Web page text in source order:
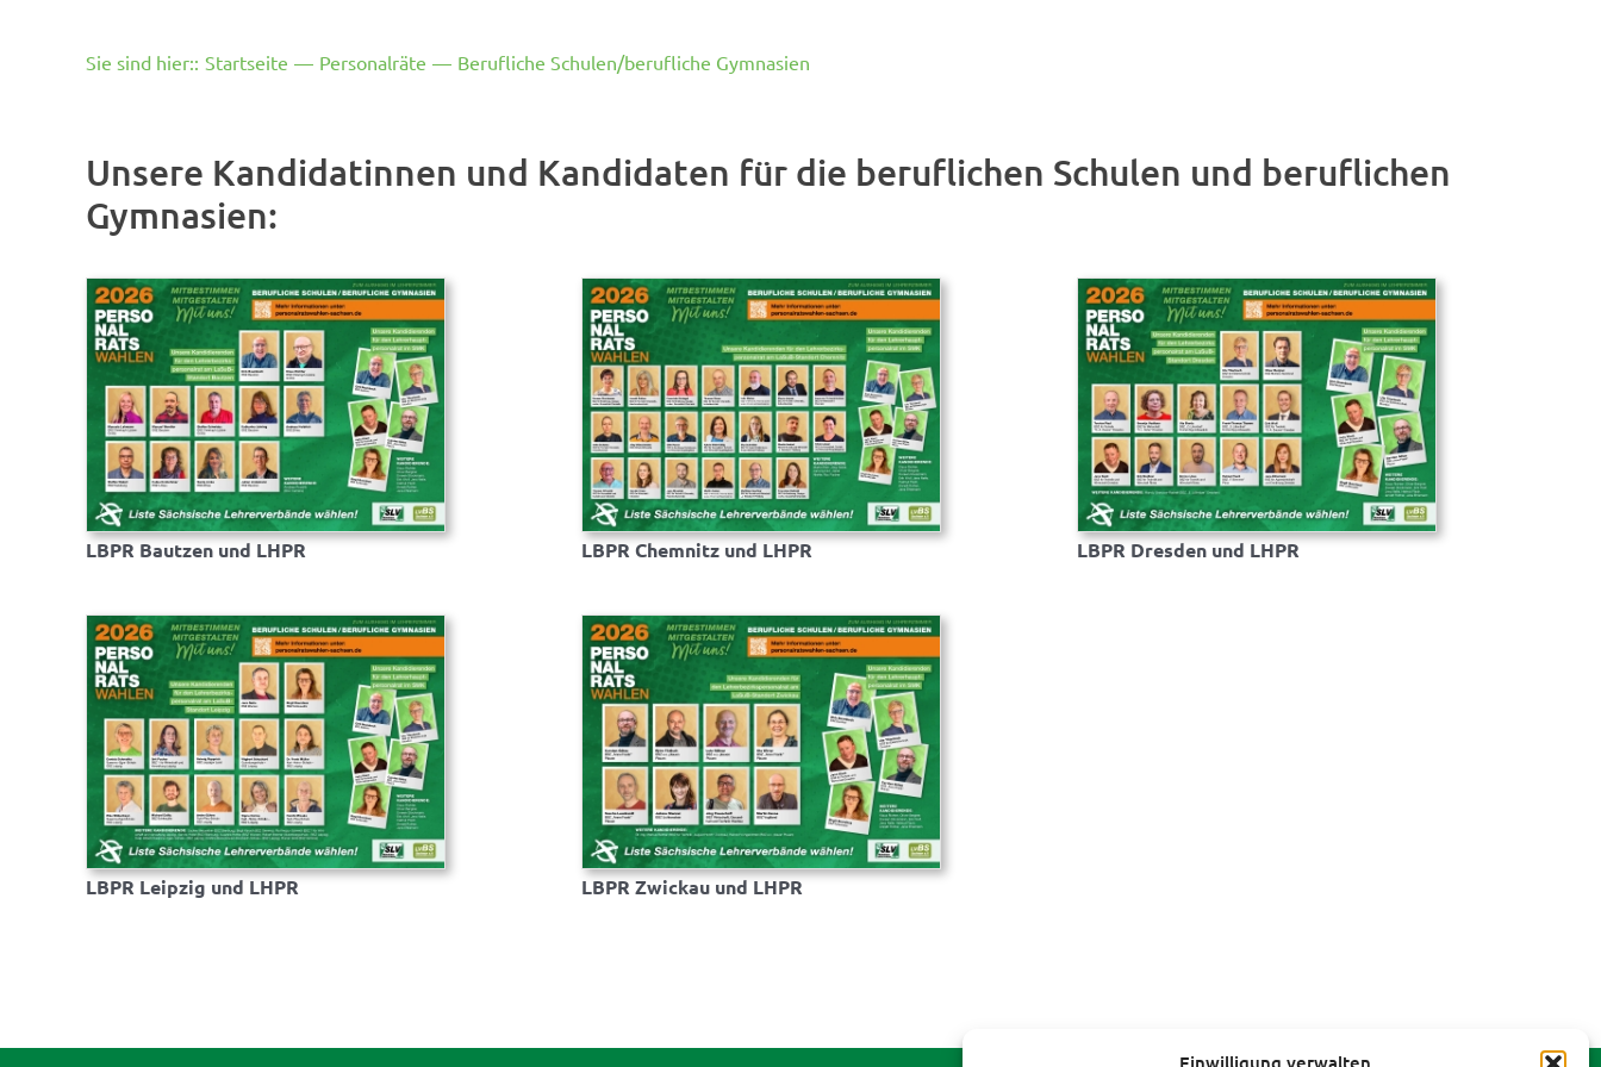
Einwilligung verwalten
Sie sind hier:: Startseite — Personalräte — Berufliche Schulen/berufliche Gymnasien
Unsere Kandidatinnen und Kandidaten für die beruflichen Schulen und beruflichen
Gymnasien:
LBPR Bautzen und LHPR LBPR Chemnitz und LHPR LBPR Dresden und LHPR
LBPR Leipzig und LHPR LBPR Zwickau und LHPR